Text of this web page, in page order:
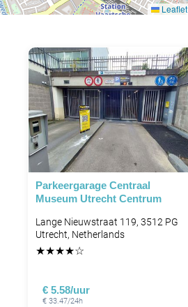
Leaflet
Parkeergarage Centraal
Museum Utrecht Centrum
Lange Nieuwstraat 119, 3512 PG
Utrecht, Netherlands
★★★★☆
€ 5.58/uur
€ 33.47/24h